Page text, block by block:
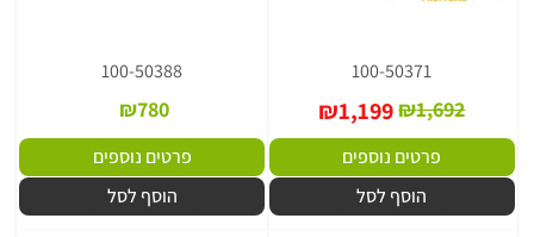
100-50371
₪1,692
₪1,199
פרטים נוספים
הוסף לסל
100-50388
₪780
פרטים נוספים
הוסף לסל